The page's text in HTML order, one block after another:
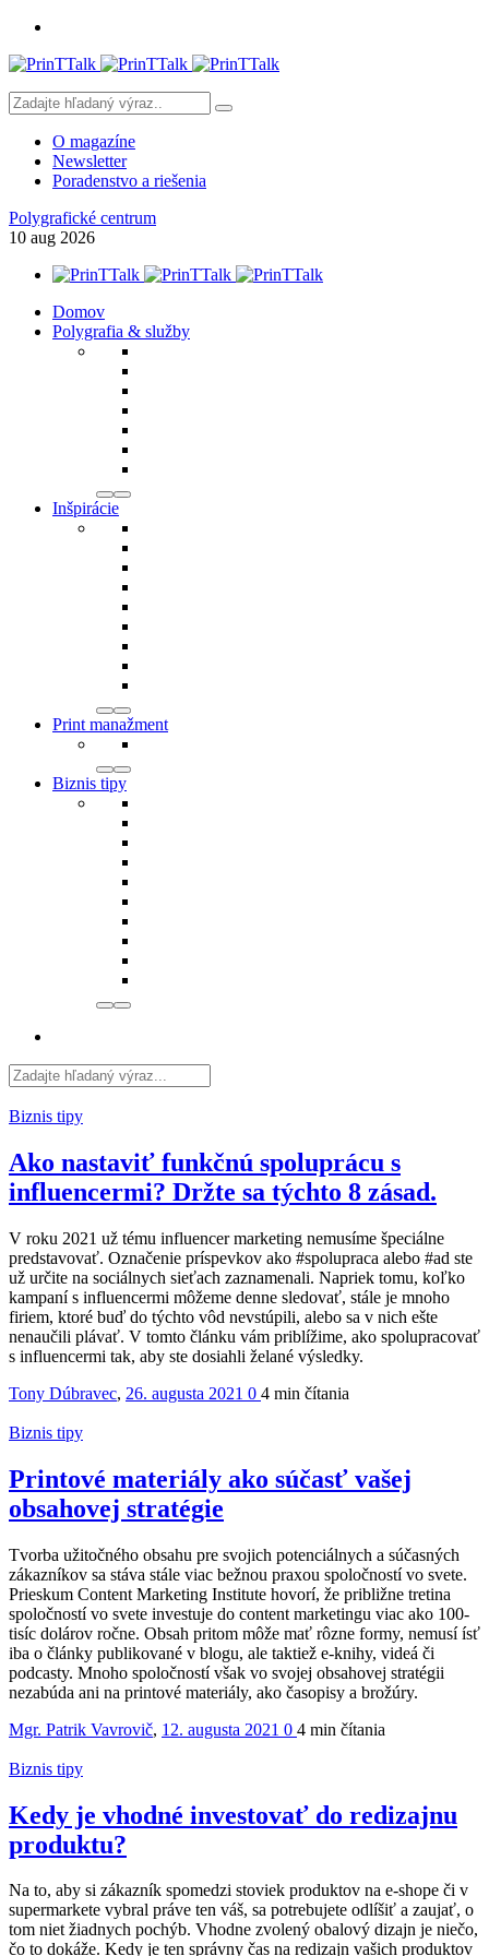
O magazíne
Newsletter
Poradenstvo a riešenia
Polygrafické centrum
10 aug 2026
Domov
Polygrafia & služby
Inšpirácie
Print manažment
Biznis tipy
Biznis tipy
Ako nastaviť funkčnú spoluprácu s
influencermi? Držte sa týchto 8 zásad.
V roku 2021 už tému influencer marketing nemusíme špeciálne
predstavovať. Označenie príspevkov ako #spolupraca alebo #ad ste
už určite na sociálnych sieťach zaznamenali. Napriek tomu, koľko
kampaní s influencermi môžeme denne sledovať, stále je mnoho
firiem, ktoré buď do týchto vôd nevstúpili, alebo sa v nich ešte
nenaučili plávať. V tomto článku vám priblížime, ako spolupracovať
s influencermi tak, aby ste dosiahli želané výsledky.
Tony Dúbravec, 26. augusta 2021 0 4 min čítania
Biznis tipy
Printové materiály ako súčasť vašej
obsahovej stratégie
Tvorba užitočného obsahu pre svojich potenciálnych a súčasných
zákazníkov sa stáva stále viac bežnou praxou spoločností vo svete.
Prieskum Content Marketing Institute hovorí, že približne tretina
spoločností vo svete investuje do content marketingu viac ako 100-
tisíc dolárov ročne. Obsah pritom môže mať rôzne formy, nemusí ísť
iba o články publikované v blogu, ale taktiež e-knihy, videá či
podcasty. Mnoho spoločností však vo svojej obsahovej stratégii
nezabúda ani na printové materiály, ako časopisy a brožúry.
Mgr. Patrik Vavrovič, 12. augusta 2021 0 4 min čítania
Biznis tipy
Kedy je vhodné investovať do redizajnu
produktu?
Na to, aby si zákazník spomedzi stoviek produktov na e-shope či v
supermarkete vybral práve ten váš, sa potrebujete odlíšiť a zaujať, o
tom niet žiadnych pochýb. Vhodne zvolený obalový dizajn je niečo,
čo to dokáže. Kedy je ten správny čas na redizajn vašich produktov